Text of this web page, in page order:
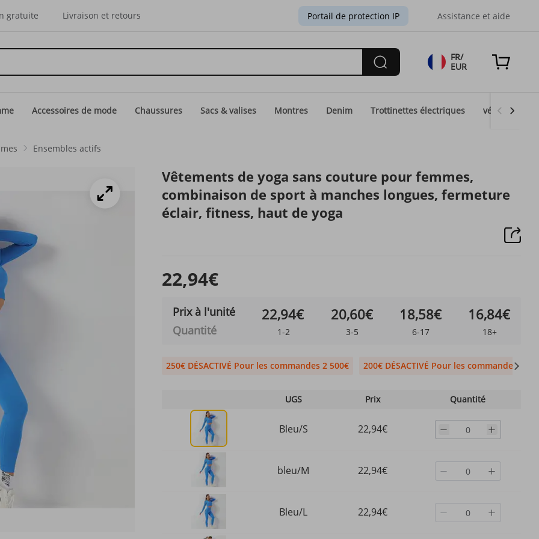
gratuite Livraison et retours Portail de protection IP Assistance et aide
FR/
EUR
Accessoires de mode Chaussures Sacs & valises Montres Denim Trottinettes électriques vélos
Ensembles actifs
Vêtements de yoga sans couture pour femmes,
combinaison de sport à manches longues, fermeture
éclair, fitness, haut de yoga
22,94€
Prix ​​à l'unité
Quantité
22,94€
1-2
20,60€
3-5
18,58€
6-17
16,84€
18+
250€ DÉSACTIVÉ Pour les commandes 2 500€ 200€ DÉSACTIVÉ Pour les commandes 1
UGS Prix Quantité
Bleu/S 22,94€
bleu/M 22,94€
Bleu/L 22,94€